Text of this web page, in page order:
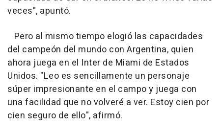
veces", apuntó.
Pero al mismo tiempo elogió las capacidades
del campeón del mundo con Argentina, quien
ahora juega en el Inter de Miami de Estados
Unidos. "Leo es sencillamente un personaje
súper impresionante en el campo y juega con
una facilidad que no volveré a ver. Estoy cien por
cien seguro de ello", afirmó.